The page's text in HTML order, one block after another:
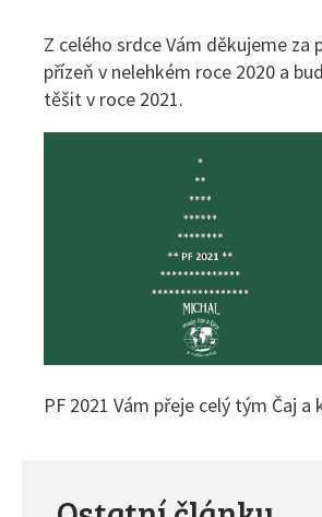
Z celého srdce Vám děkujeme za
přízeň v nelehkém roce 2020 a
těšit v roce 2021.
PF 2021 Vám přeje celý tým Čaj a